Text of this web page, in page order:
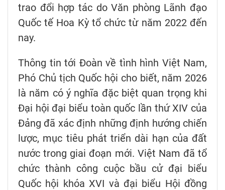
trao đổi hợp tác do Văn phòng Lãnh đạo
Quốc tế Hoa Kỳ tổ chức từ năm 2022 đến
nay.
Thông tin tới Đoàn về tình hình Việt Nam,
Phó Chủ tịch Quốc hội cho biết, năm 2026
là năm có ý nghĩa đặc biệt quan trọng khi
Đại hội đại biểu toàn quốc lần thứ XIV của
Đảng đã xác định những định hướng chiến
lược, mục tiêu phát triển dài hạn của đất
nước trong giai đoạn mới. Việt Nam đã tổ
chức thành công cuộc bầu cử đại biểu
Quốc hội khóa XVI và đại biểu Hội đồng